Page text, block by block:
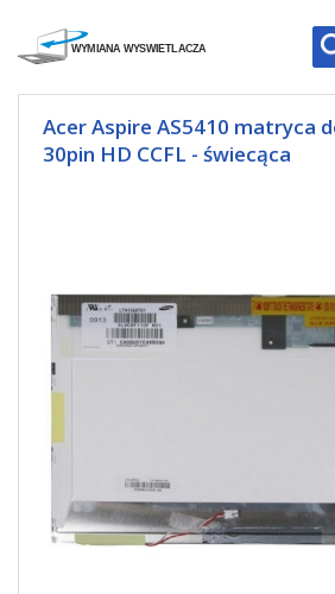
Acer Aspire AS5410 matryca
30pin HD CCFL - świecąca